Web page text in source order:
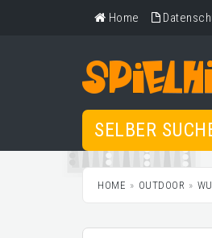
Home
SELBER
HOME OUTDOOR